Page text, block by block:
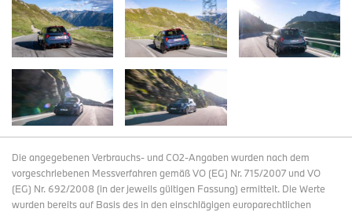
Die angegebenen Verbrauchs- und CO2-Angaben wurden nach dem
vorgeschriebenen Messverfahren gemäß VO (EG) Nr. 715/2007 und VO
(EG) Nr. 692/2008 (in der jeweils gültigen Fassung) ermittelt. Die Werte
wurden bereits auf Basis des in den einschlägigen europarechtlichen